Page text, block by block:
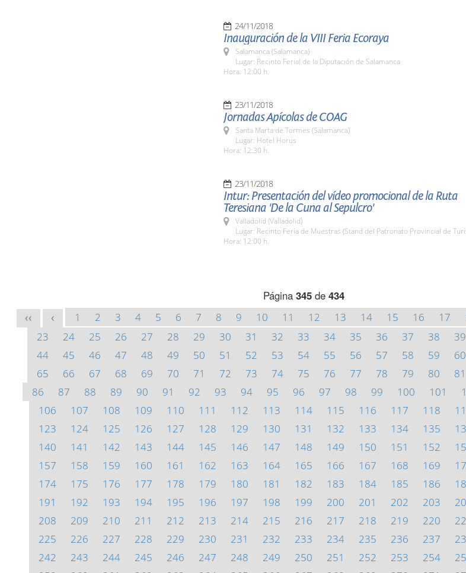
24/11/2018
Inauguración de la VIII Feria Ecoraya
Salamanca (Salamanca)
Lugar: Recinto Ferial de la Diputación de Salamanca
Hora: 12:00 h.
23/11/2018
Jornadas Apícolas de COAG
Santa Marta de Tormes (Salamanca)
Lugar: Hotel Horus
Hora: 12:30 h.
23/11/2018
Intur: Presentación del vídeo promocional de la Ruta
Teresiana 'De la Cuna al Sepulcro'
Valladolid (Valladolid)
Lugar: Recinto Feria de Muestras (Stand del Patronato Provincial de
Hora: 12:00 h.
Página 345de 434
<< < 1 2 3 4 5 6 7 8 9 10 11 12 13 14 15 16 17
23
24 25 26 27 28 29 30 31 32 33 34 35 36 37 38 39
44
45 46 47 48 49 50 51 52 53 54 55 56 57 58 59 60
65
66 67 68 69 70 71 72 73 74 75 76 77 78 79 80 81
86
87 88 89 90 91 92 93 94 95 96 97 98 99 100 101
106
107 108 109 110 111 112 113 114 115 116 117 118
123
124 125 126 127 128 129 130 131 132 133 134 135
140
141 142 143 144 145 146 147 148 149 150 151 152
157
158 159 160 161 162 163 164 165 166 167 168 169
174
175 176 177 178 179 180 181 182 183 184 185 186
191
192 193 194 195 196 197 198 199 200 201 202 203
208
209 210 211 212 213 214 215 216 217 218 219 220
225
226 227 228 229 230 231 232 233 234 235 236 237
242
243 244 245 246 247 248 249 250 251 252 253 254